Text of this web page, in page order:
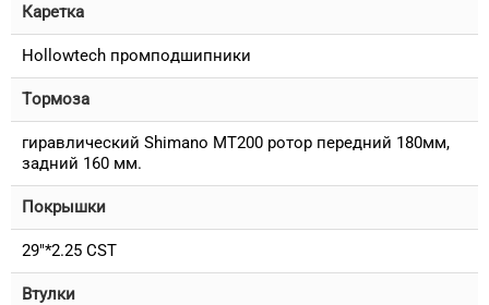
Каретка
Hollowtech промподшипники
Тормоза
гиравлический Shimano MT200 ротор передний 180мм,
задний 160 мм.
Покрышки
29"*2.25 CST
Втулки